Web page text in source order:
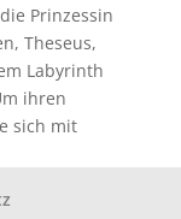
Prinzessin
Theseus,
Labyrinth
ihren
sich mit